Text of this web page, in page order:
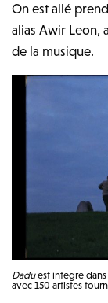
On est allé
alias Awir Leon,
de la musique.
Daduest intégré
avec 150 artistes